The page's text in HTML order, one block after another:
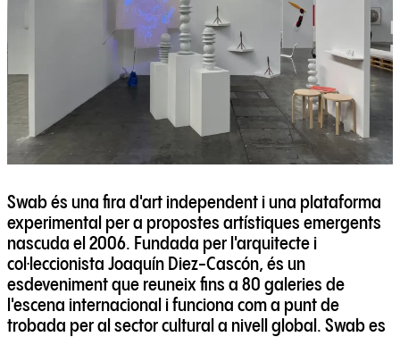
Swab és una fira d'art independent i una plataforma
experimental per a propostes artístiques emergents
nascuda el 2006. Fundada per l'arquitecte i
col·leccionista Joaquín Diez-Cascón, és un
esdeveniment que reuneix fins a 80 galeries de
l'escena internacional i funciona com a punt de
trobada per al sector cultural a nivell global. Swab es